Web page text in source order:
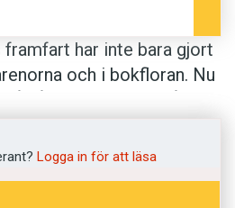
har inte bara gjort
och i bokfloran. Nu
för den som använde
telefonbokning.
Logga in för att läsa